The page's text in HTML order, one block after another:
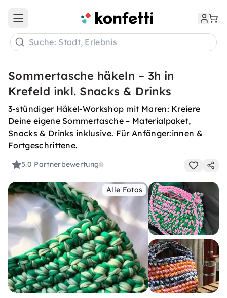
Open main menu
Suche: Stadt, Erlebnis
Sommertasche häkeln – 3h in
Krefeld inkl. Snacks & Drinks
3-stündiger Häkel-Workshop mit Maren: Kreiere
Deine eigene Sommertasche – Materialpaket,
Snacks & Drinks inklusive. Für Anfänger:innen &
Fortgeschrittene.
5.0 Partnerbewertung
Alle Fotos